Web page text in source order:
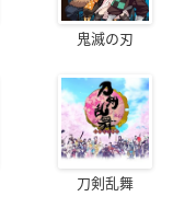
鬼滅の刃
刀剣乱舞